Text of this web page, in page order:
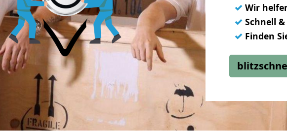
✓ Wir
✓ Schnell
✓ Finden